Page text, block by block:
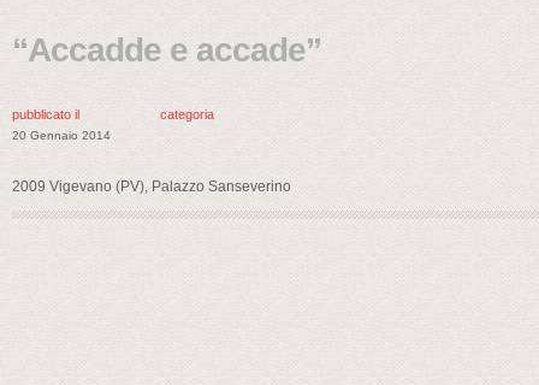
“Accadde e accade”
pubblicato il
20 Gennaio 2014
categoria
2009 Vigevano (PV), Palazzo Sanseverino